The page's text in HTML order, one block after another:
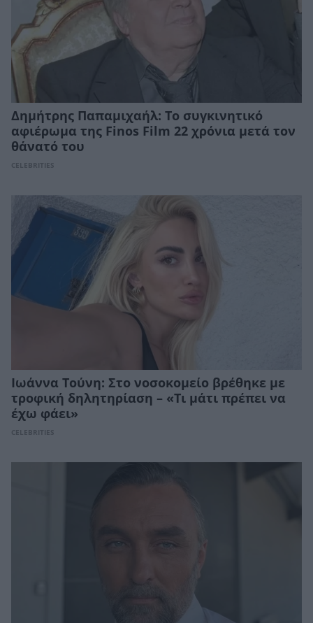
Δημήτρης Παπαμιχαήλ: Το συγκινητικό
αφιέρωμα της Finos Film 22 χρόνια μετά τον
θάνατό του
CELEBRITIES
Ιωάννα Τούνη: Στο νοσοκομείο βρέθηκε με
τροφική δηλητηρίαση – «Τι μάτι πρέπει να
έχω φάει»
CELEBRITIES